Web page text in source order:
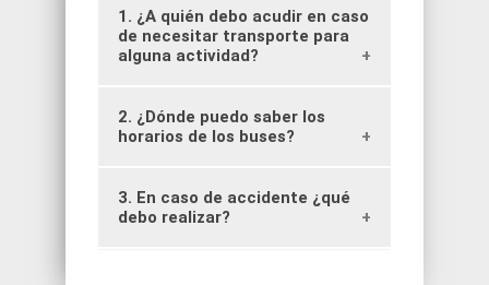
1. ¿A quién debo acudir en caso
de necesitar transporte para
alguna actividad?
Las solicitudes debes realizarlas a
través de tu Escuela.
2. ¿Dónde puedo saber los
horarios de los buses?
https://www.umayor.cl/buses/
3. En caso de accidente ¿qué
debo realizar?